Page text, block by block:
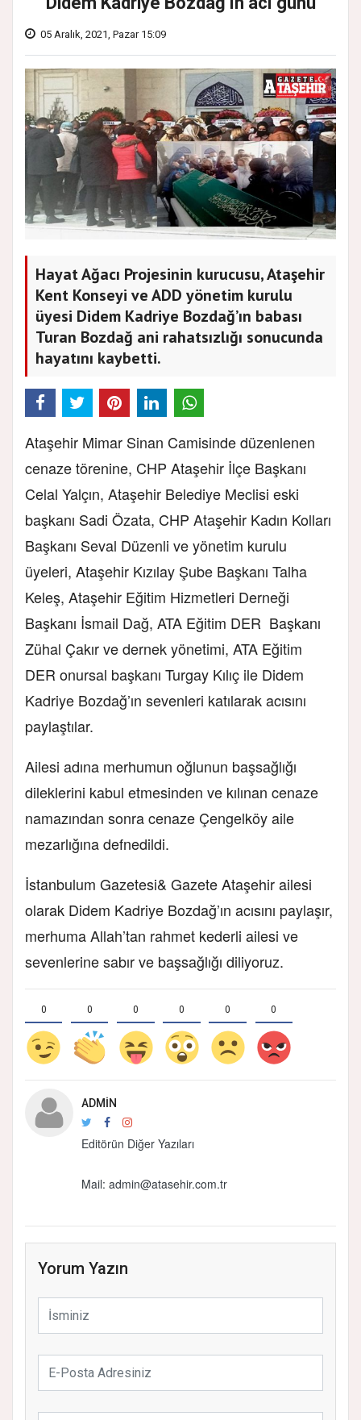
05 Aralık, 2021, Pazar 15:09
Hayat Ağacı Projesinin kurucusu, Ataşehir
Kent Konseyi ve ADD yönetim kurulu
üyesi Didem Kadriye Bozdağ’ın babası
Turan Bozdağ ani rahatsızlığı sonucunda
hayatını kaybetti.
Ataşehir Mimar Sinan Camisinde düzenlenen
cenaze törenine, CHP Ataşehir İlçe Başkanı
Celal Yalçın, Ataşehir Belediye Meclisi eski
başkanı Sadi Özata, CHP Ataşehir Kadın Kolları
Başkanı Seval Düzenli ve yönetim kurulu
üyeleri, Ataşehir Kızılay Şube Başkanı Talha
Keleş, Ataşehir Eğitim Hizmetleri Derneği
Başkanı İsmail Dağ, ATA Eğitim DER Başkanı
Zühal Çakır ve dernek yönetimi, ATA Eğitim
DER onursal başkanı Turgay Kılıç ile Didem
Kadriye Bozdağ’ın sevenleri katılarak acısını
paylaştılar.
Ailesi adına merhumun oğlunun başsağlığı
dileklerini kabul etmesinden ve kılınan cenaze
namazından sonra cenaze Çengelköy aile
mezarlığına defnedildi.
İstanbulum Gazetesi& Gazete Ataşehir ailesi
olarak Didem Kadriye Bozdağ’ın acısını paylaşır,
merhuma Allah’tan rahmet kederli ailesi ve
sevenlerine sabır ve başsağlığı diliyoruz.
0 0 0 0 0 0
ADMIN
Editörün Diğer Yazıları
Mail: admin@atasehir.com.tr
Yorum Yazın